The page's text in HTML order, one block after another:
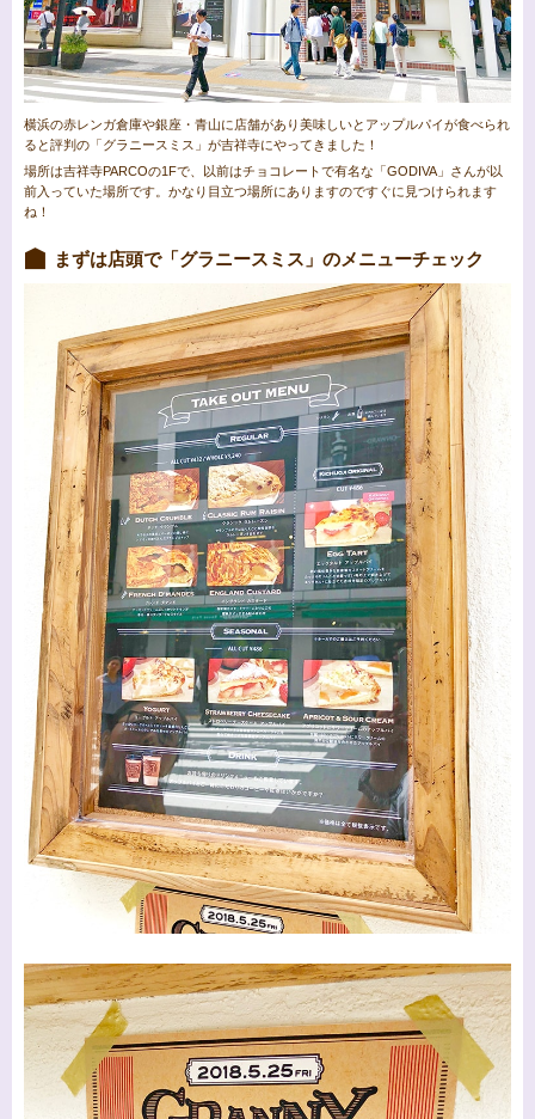
横浜の赤レンガ倉庫や銀座・青山に店舗があり美味しいとアップルパイが食べられ
ると評判の「グラニースミス」が吉祥寺にやってきました！
場所は吉祥寺PARCOの1Fで、以前はチョコレートで有名な「GODIVA」さんが以
前入っていた場所です。かなり目立つ場所にありますのですぐに見つけられます
ね！
まずは店頭で「グラニースミス」のメニューチェック